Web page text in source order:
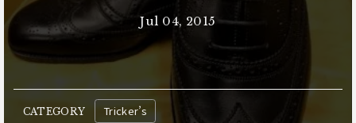
Jul 04, 2015
CATEGORY Tricker’s